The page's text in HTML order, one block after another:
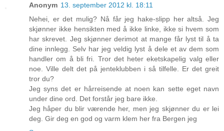
Anonym 13. september 2012 kl. 18:11
Nehei, er det mulig? Nå får jeg hake-slipp her altså. Jeg
skjønner ikke hensikten med å ikke linke, ikke si hvem som
har skrevet. Jeg skjønner derimot at mange får lyst til å ta
dine innlegg. Selv har jeg veldig lyst å dele et av dem som
handler om å bli fri. Tror det heter eketskapelig valg eller
noe. Ville delt det på jenteklubben i så tilfelle. Er det greit
tror du?
Jeg syns det er hårreisende at noen kan sette eget navn
under dine ord. Det forstår jeg bare ikke.
Jeg håper du blir værende her, men jeg skjønner du er lei
deg. Gir deg en god og varm klem her fra Bergen jeg